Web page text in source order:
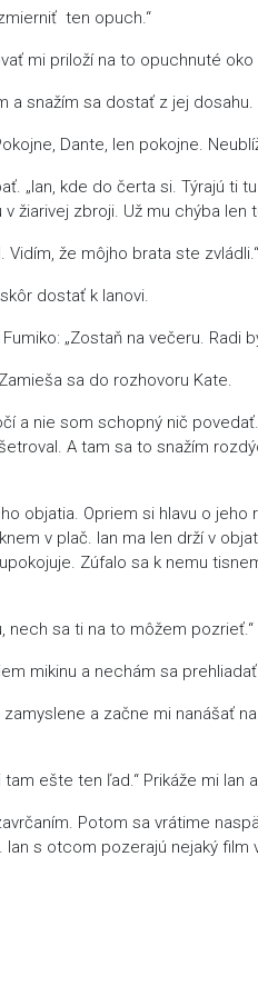
ten opuch.“
mi priloží na to opuchnuté
a snažím sa dostať z jej dosahu.
Dante, len pokojne.
„Ian, kde do čerta si. Týrajú ti
žiarivej zbroji. Už mu chýba len
Vidím, že môjho brata ste
dostať k Ianovi.
„Zostaň na večeru. Radi
sa do rozhovoru Kate.
a nie som schopný nič
A tam sa to snažím
objatia. Opriem si hlavu o
v plač. Ian ma len drží v
Zúfalo sa k nemu
nech sa ti na to môžem
mikinu a nechám sa
zamyslene a začne mi nanášať
tam ešte ten ľad.“ Prikáže mi
Potom sa vrátime
s otcom pozerajú nejaký